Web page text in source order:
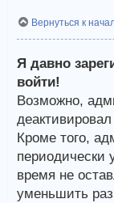
Вернуться к
Я давно
войти!
Возможно,
Кроме того,
периодически
время не
уменьшить